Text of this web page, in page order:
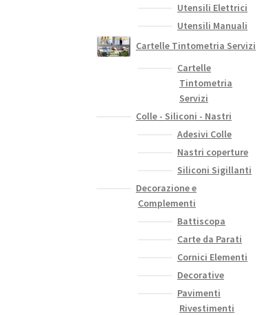
Utensili Elettrici
Utensili Manuali
Cartelle Tintometria Servizi
Cartelle
Tintometria
Servizi
Colle - Siliconi - Nastri
Adesivi Colle
Nastri coperture
Siliconi Sigillanti
Decorazione e
Complementi
Battiscopa
Carte da Parati
Cornici Elementi
Decorative
Pavimenti
Rivestimenti